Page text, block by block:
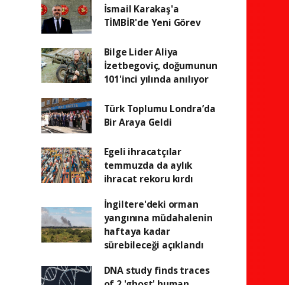
İsmail Karakaş'a
TİMBİR'de Yeni Görev
Bilge Lider Aliya
İzetbegoviç, doğumunun
101'inci yılında anılıyor
Türk Toplumu Londra’da
Bir Araya Geldi
Egeli ihracatçılar
temmuzda da aylık
ihracat rekoru kırdı
İngiltere'deki orman
yangınına müdahalenin
haftaya kadar
sürebileceği açıklandı
DNA study finds traces